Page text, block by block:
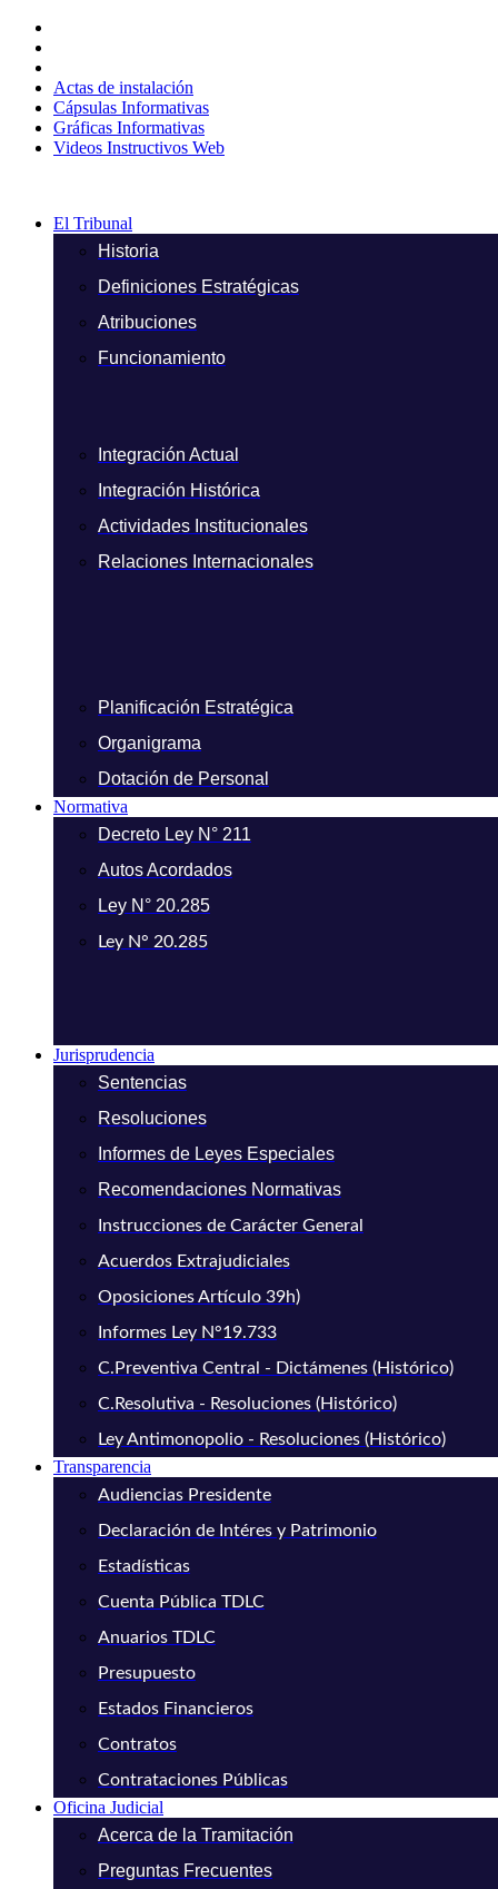
contenido
Actas de instalación
Cápsulas Informativas
Gráficas Informativas
Videos Instructivos Web
El Tribunal
Historia
Definiciones Estratégicas
Atribuciones
Funcionamiento
Integración Actual
Integración Histórica
Actividades Institucionales
Relaciones Internacionales
Planificación Estratégica
Organigrama
Dotación de Personal
Normativa
Decreto Ley N° 211
Autos Acordados
Ley N° 20.285
Ley N° 20.285
Jurisprudencia
Sentencias
Resoluciones
Informes de Leyes Especiales
Recomendaciones Normativas
Instrucciones de Carácter General
Acuerdos Extrajudiciales
Oposiciones Artículo 39h)
Informes Ley N°19.733
C.Preventiva Central - Dictámenes (Histórico)
C.Resolutiva - Resoluciones (Histórico)
Ley Antimonopolio - Resoluciones (Histórico)
Transparencia
Audiencias Presidente
Declaración de Intéres y Patrimonio
Estadísticas
Cuenta Pública TDLC
Anuarios TDLC
Presupuesto
Estados Financieros
Contratos
Contrataciones Públicas
Oficina Judicial
Acerca de la Tramitación
Preguntas Frecuentes